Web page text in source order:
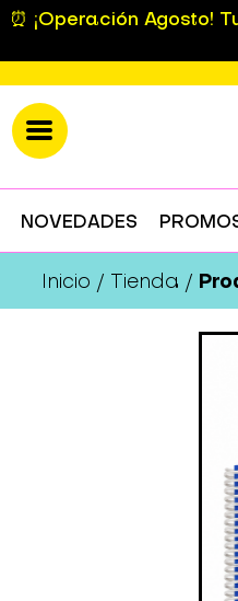
⏰ ¡Operación Agosto!
NOVEDADES
Inicio Tienda